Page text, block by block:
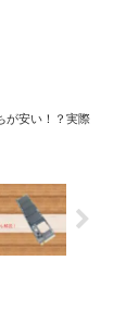
が安い！？実際